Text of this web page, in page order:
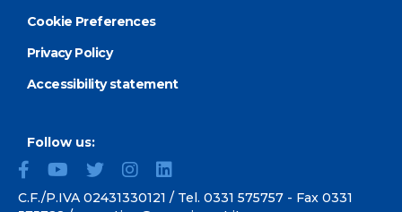
Cookie Preferences
Privacy Policy
Accessibility statement
Follow us:
C.F./P.IVA 02431330121 / Tel. 0331 575757 - Fax 0331